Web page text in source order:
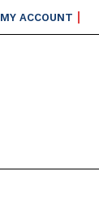
MY ACCOUNT